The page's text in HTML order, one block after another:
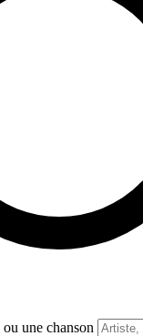
une chanson